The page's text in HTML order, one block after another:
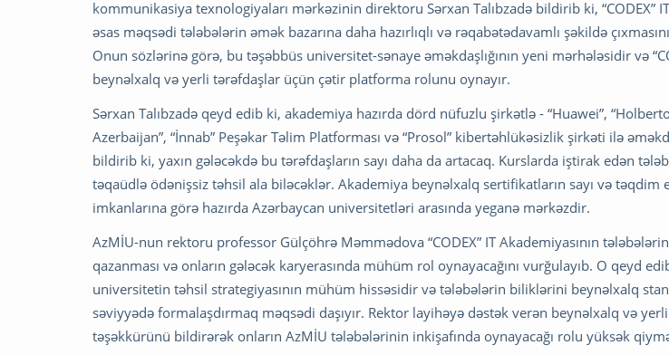
kommunikasiya texnologiyaları mərkəzinin direktoru Sərxan Talıbzadə bildirib ki, “CODEX”
əsas məqsədi tələbələrin əmək bazarına daha hazırlıqlı və rəqabətədavamlı şəkildə
Onun sözlərinə görə, bu təşəbbüs universitet-sənaye əməkdaşlığının yeni mərhələsidir və
beynəlxalq və yerli tərəfdaşlar üçün çətir platforma rolunu oynayır.
Sərxan Talıbzadə qeyd edib ki, akademiya hazırda dörd nüfuzlu şirkətlə - “Huawei”,
Azerbaijan”, “İnnab” Peşəkar Təlim Platforması və “Prosol” kibertəhlükəsizlik şirkəti ilə
bildirib ki, yaxın gələcəkdə bu tərəfdaşların sayı daha da artacaq. Kurslarda iştirak edən
təqaüdlə ödənişsiz təhsil ala biləcəklər. Akademiya beynəlxalq sertifikatların sayı və təqdim
imkanlarına görə hazırda Azərbaycan universitetləri arasında yeganə mərkəzdir.
AzMİU-nun rektoru professor Gülçöhrə Məmmədova “CODEX” IT Akademiyasının
qazanması və onların gələcək karyerasında mühüm rol oynayacağını vurğulayıb. O qeyd
universitetin təhsil strategiyasının mühüm hissəsidir və tələbələrin biliklərini beynəlxalq
səviyyədə formalaşdırmaq məqsədi daşıyır. Rektor layihəyə dəstək verən beynəlxalq və
təşəkkürünü bildirərək onların AzMİU tələbələrinin inkişafında oynayacağı rolu yüksək